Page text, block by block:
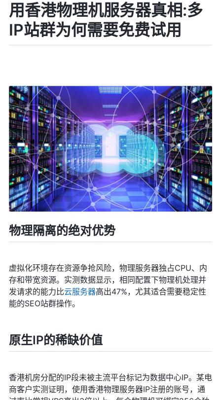
用香港物理机服务器真相:多
IP站群为何需要免费试用
物理隔离的绝对优势
虚拟化环境存在资源争抢风险，物理服务器独占CPU、内
存和带宽资源。实测数据显示，相同配置下物理机处理并
发请求的能力比云服务器高出47%，尤其适合需要稳定性
能的SEO站群操作。
原生IP的稀缺价值
香港机房分配的IP段未被主流平台标记为数据中心IP。某电
商客户实测证明，使用香港物理服务器IP注册的账号，通